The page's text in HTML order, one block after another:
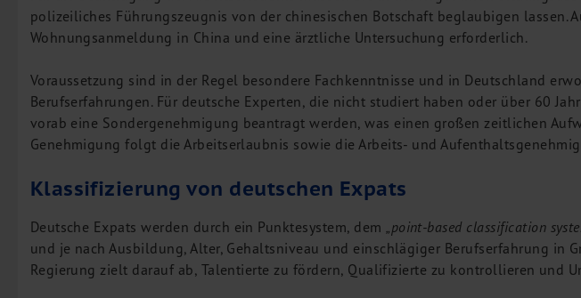
polizeiliches Führungszeugnis von der chinesischen Botschaft beglaubigen lassen.
Wohnungsanmeldung in China und eine ärztliche Untersuchung erforderlich.
Voraussetzung sind in der Regel besondere Fachkenntnisse und in Deutschland
Berufserfahrungen. Für deutsche Experten, die nicht studiert haben oder über 60
vorab eine Sondergenehmigung beantragt werden, was einen großen zeitlichen
Genehmigung folgt die Arbeitserlaubnis sowie die Arbeits- und
Klassifizierung von deutschen Expats
Deutsche Expats werden durch ein Punktesystem, dem„point-based classification
und je nach Ausbildung, Alter, Gehaltsniveau und einschlägiger Berufserfahrung in
Regierung zielt darauf ab, Talentierte zu fördern, Qualifizierte zu kontrollieren und